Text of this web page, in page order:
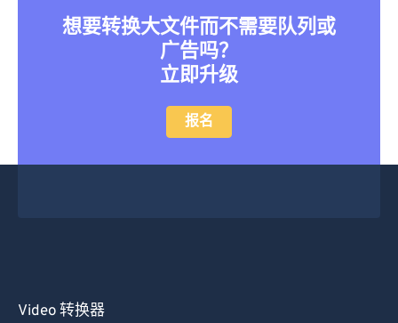
想要转换大文件而不需要队列或
广告吗？
立即升级
报名
Video 转换器